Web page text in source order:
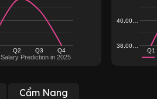
Salary Prediction in 2025
Q2 Q3 Q4 Q1
38,00…
40,00…
Cẩm Nang